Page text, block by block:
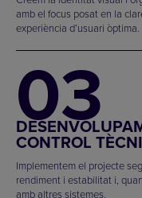
amb el focus posat en la
experiència d’usuari òptima.
03
CONTROL
Implementem el projecte
rendiment i estabilitat i,
amb altres sistemes.